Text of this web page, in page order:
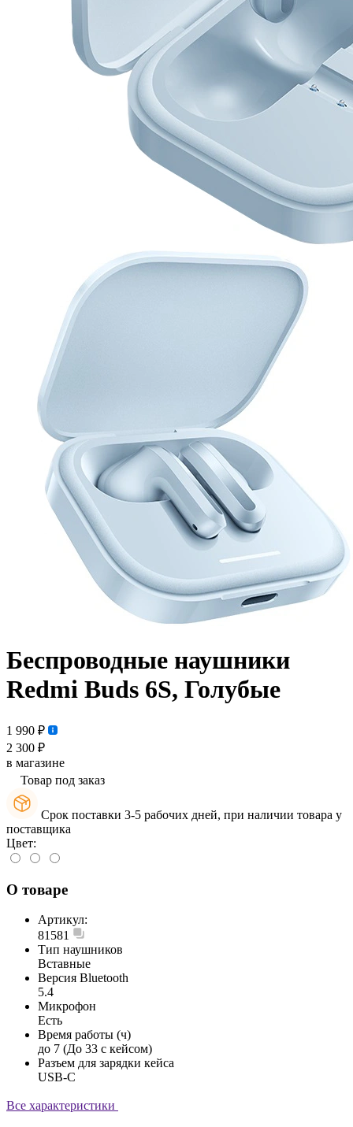
Беспроводные наушники
Redmi Buds 6S, Голубые
1 990 ₽
2 300 ₽
в магазине
Товар под заказ
Срок поставки 3-5 рабочих дней, при наличии товара у
поставщика
Цвет:
О товаре
Артикул:
81581
Тип наушников
Вставные
Версия Bluetooth
5.4
Микрофон
Есть
Время работы (ч)
до 7 (До 33 с кейсом)
Разъем для зарядки кейса
USB-C
Все характеристики